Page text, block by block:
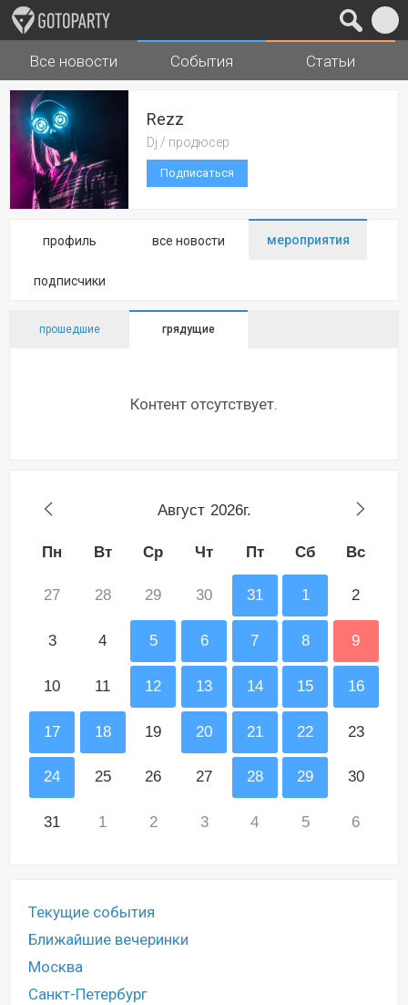
Города Музыка
Все новости События Статьи
Rezz
Dj / продюсер
Подписаться
профиль все новости мероприятия
подписчики
прошедшие грядущие
Контент отсутствует.
Август 2026г.
Пн Вт Ср Чт Пт Сб Вс
27 28 29 30 31 1 2
3 4 5 6 7 8 9
10 11 12 13 14 15 16
17 18 19 20 21 22 23
24 25 26 27 28 29 30
31 1 2 3 4 5 6
Текущие события
Ближайшие вечеринки
Москва
Санкт-Петербург